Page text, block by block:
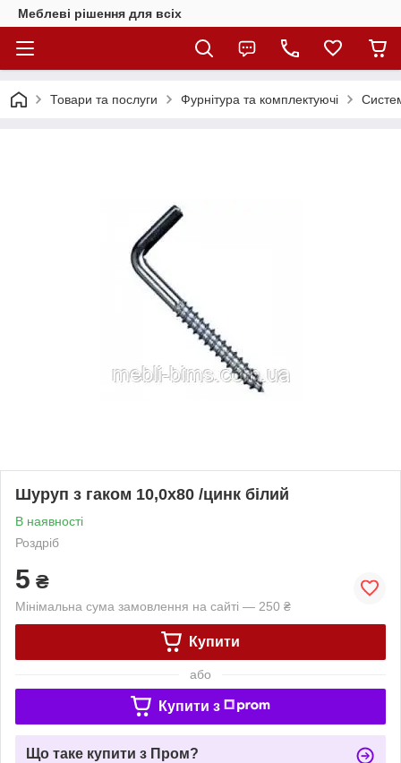
Меблеві рішення для всіх
Товари та послуги Фурнітура та комплектуючі
Шуруп з гаком 10,0х80 /цинк білий
В наявності
Роздріб
5 ₴
Мінімальна сума замовлення на сайті — 250 ₴
Купити
або
Купити з
Що таке купити з Пром?